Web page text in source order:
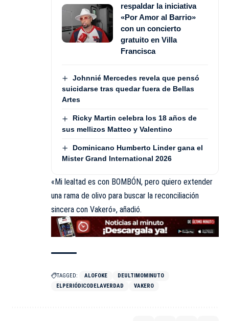
respaldar la iniciativa
«Por Amor al Barrio»
con un concierto
gratuito en Villa
Francisca
Johnnié Mercedes revela que pensó
suicidarse tras quedar fuera de Bellas
Artes
Ricky Martin celebra los 18 años de
sus mellizos Matteo y Valentino
Dominicano Humberto Linder gana el
Mister Grand International 2026
«Mi lealtad es con BOMBÓN, pero quiero extender
una rama de olivo para buscar la reconciliación
sincera con Vakeró», añadió.
TAGGED: ALOFOKE
DEULTIMOMINUTO
ELPERIÓDICODELAVERDAD
VAKERO